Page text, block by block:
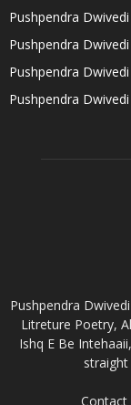
Pushpendra
Pushpendra
Pushpendra
Pushpendra
Pushpendra
Litreture Poetry,
Ishq E Be
Contact